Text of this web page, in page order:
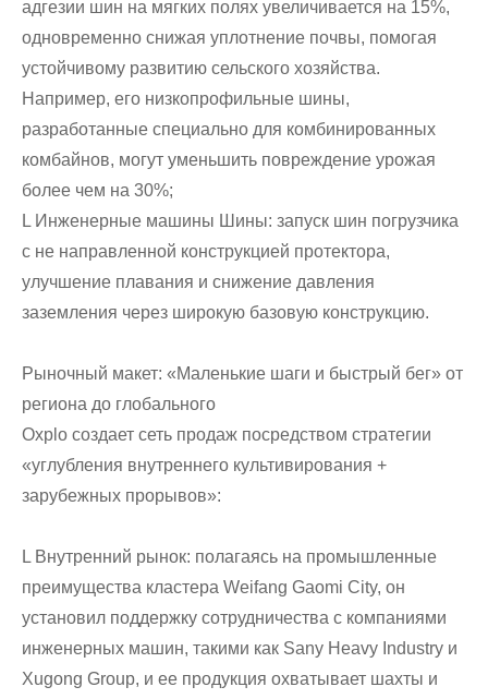
адгезии шин на мягких полях увеличивается на 15%,
одновременно снижая уплотнение почвы, помогая
устойчивому развитию сельского хозяйства.
Например, его низкопрофильные шины,
разработанные специально для комбинированных
комбайнов, могут уменьшить повреждение урожая
более чем на 30%;
L Инженерные машины Шины: запуск шин погрузчика
с не направленной конструкцией протектора,
улучшение плавания и снижение давления
заземления через широкую базовую конструкцию.
Рыночный макет: «Маленькие шаги и быстрый бег» от
региона до глобального
Oxplo создает сеть продаж посредством стратегии
«углубления внутреннего культивирования +
зарубежных прорывов»:
L Внутренний рынок: полагаясь на промышленные
преимущества кластера Weifang Gaomi City, он
установил поддержку сотрудничества с компаниями
инженерных машин, такими как Sany Heavy Industry и
Xugong Group, и ее продукция охватывает шахты и